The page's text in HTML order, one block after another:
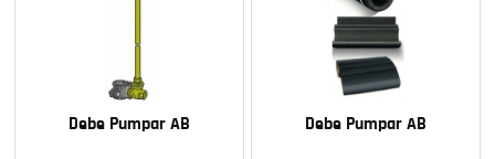
Debe Pumpar AB Debe Pumpar AB